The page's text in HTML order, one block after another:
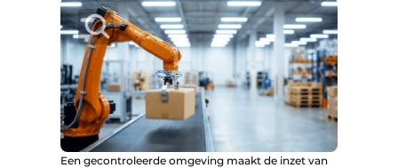
Een gecontroleerde omgeving maakt de inzet van